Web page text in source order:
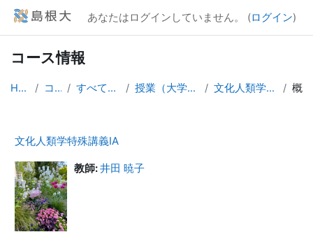
メインコンテンツへスキップする
あなたはログインしていません。 (ログイン)
コース情報
Home コース すべてのコース 授業（大学院生向け） 文化人類学特殊講義IA
文化人類学特殊講義IA
教師:井田 暁子